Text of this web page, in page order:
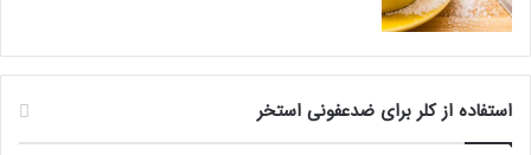
استفاده از کلر برای ضدعفونی استخر